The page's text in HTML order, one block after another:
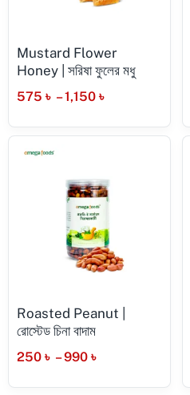
Mustard Flower
Honey | সরিষা ফুলের মধু
575 ৳ – 1,150 ৳
Roasted Peanut |
রোস্টেড চিনা বাদাম
250 ৳ – 990 ৳